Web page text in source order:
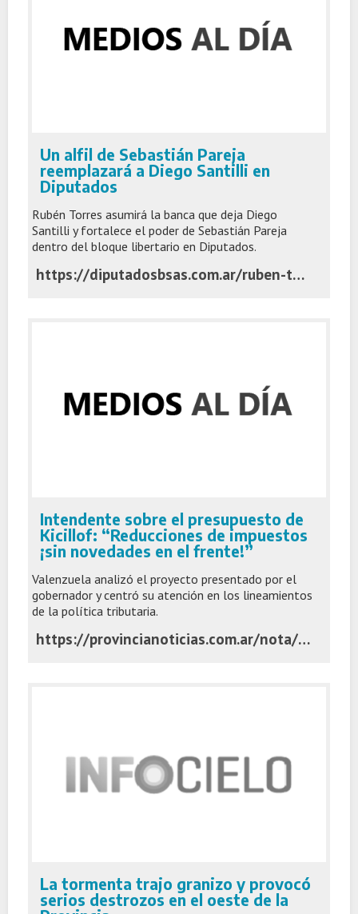
Un alfil de Sebastián Pareja
reemplazará a Diego Santilli en
Diputados
Rubén Torres asumirá la banca que deja Diego
Santilli y fortalece el poder de Sebastián Pareja
dentro del bloque libertario en Diputados.
https://diputadosbsas.com.ar/ruben-torres-reemplaza-santilli-en-diputados/
Intendente sobre el presupuesto de
Kicillof: “Reducciones de impuestos
¡sin novedades en el frente!”
Valenzuela analizó el proyecto presentado por el
gobernador y centró su atención en los lineamientos
de la política tributaria.
https://provincianoticias.com.ar/nota/19939/intendente-sobre-el-presupuesto-de-kicillof-reducciones-de-impuestos-sin-novedades-en-el-frente/
La tormenta trajo granizo y provocó
serios destrozos en el oeste de la